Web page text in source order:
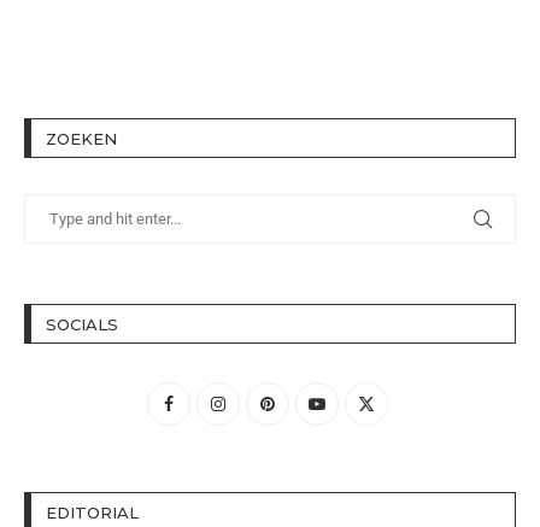
ZOEKEN
SOCIALS
EDITORIAL